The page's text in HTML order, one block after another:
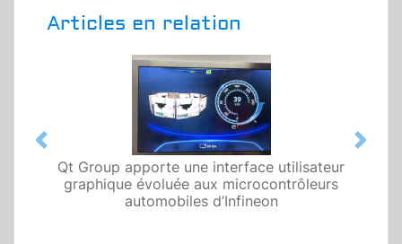
Articles en relation
Qt Group apporte une interface utilisateur
graphique évoluée aux microcontrôleurs
automobiles d’Infineon
Previous Next